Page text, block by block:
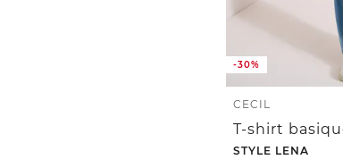
-30%
CECIL
STYLE LENA